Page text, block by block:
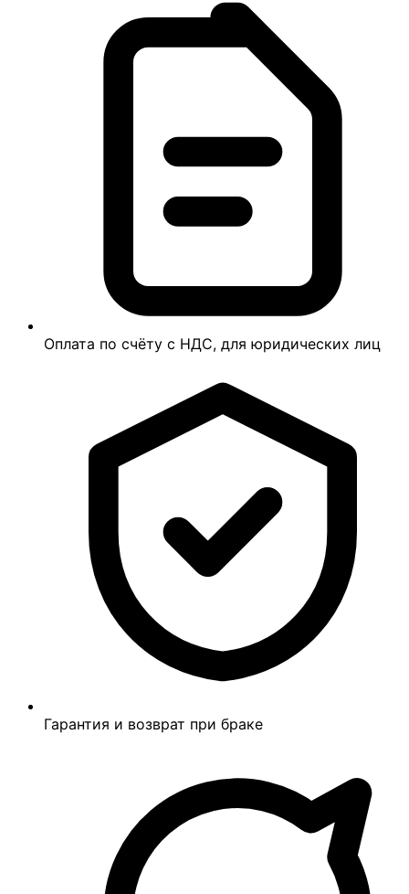
Оплата по счёту с НДС, для юридических лиц
Гарантия и возврат при браке